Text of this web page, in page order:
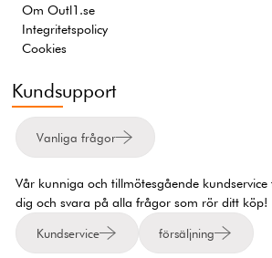
Om Outl1.se
Integritetspolicy
Cookies
Kundsupport
Vanliga frågor
Vår kunniga och tillmötesgående
dig och svara på alla frågor som rör ditt köp!
Kundservice försäljning